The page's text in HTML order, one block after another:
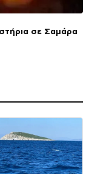
σε Σαμάρα